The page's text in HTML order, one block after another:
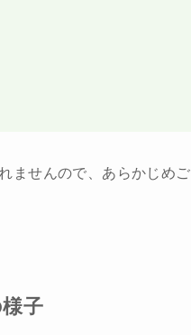
ませんので、あらかじめご
子